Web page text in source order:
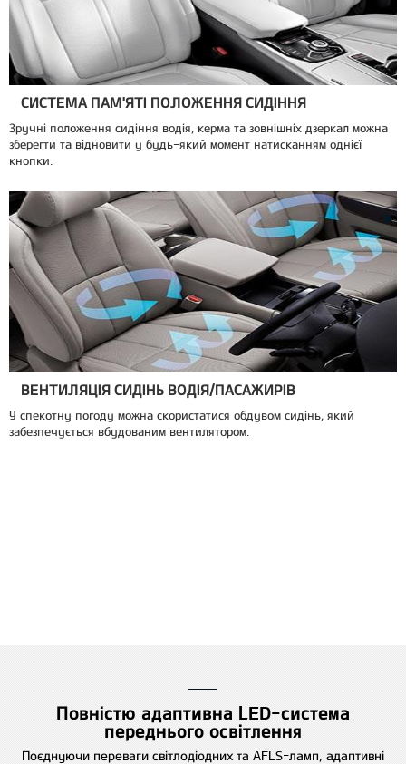
СИСТЕМА ПАМ'ЯТІ ПОЛОЖЕННЯ СИДІННЯ
Зручні положення сидіння водія, керма та зовнішніх дзеркал можна
зберегти та відновити у будь-який момент натисканням однієї
кнопки.
ВЕНТИЛЯЦІЯ СИДІНЬ ВОДІЯ/ПАСАЖИРІВ
У спекотну погоду можна скористатися обдувом сидінь, який
забезпечується вбудованим вентилятором.
Повністю адаптивна LED-система
переднього освітлення
Поєднуючи переваги світлодіодних та AFLS-ламп, адаптивні